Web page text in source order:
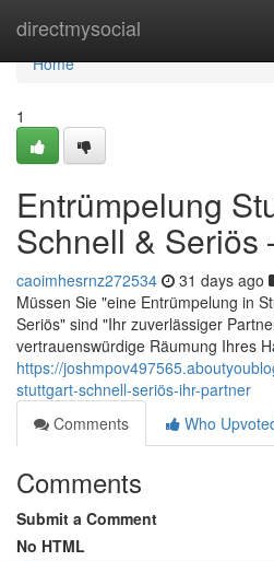
directmysocial
Home
Home
1
Entrümpelung
Schnell & Seriös
caoimhesrnz272534 31 days ago
Müssen Sie "eine Entrümpelung in
Seriös" sind "Ihr zuverlässiger
vertrauenswürdige Räumung Ihres
https://
stuttgart-schnell-seriös-ihr-partner
Comments
Who
Comments
Submit a Comment
No HTML